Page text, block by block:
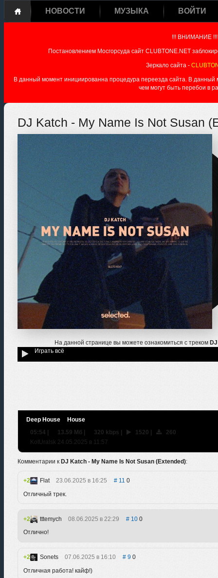
НОВОСТИ МУЗЫКА ВОЙТИ
!!! ВНИМАНИЕ !!!
Постановлением Мосгорсуда сайт CLUBTONE.NET
Зеркало сайта -
В данный момент инициированна процедура переезда сайта. В данный
чем могут быть перебои в
DJ Katch - My Name Is Not Susan
На данной странице вы можете ознакомиться с треком
Играть всё
Deep House
House
05:54 | 13.59 Мб | 320 kbps | 1520 |
260
KotUralsk 24.05.2025 в 11:57
Комментарии к DJ Katch - My Name Is Not Susan (Extended):
2 Flat 23.06.2025 в 16:25 11 0
Отличный трек.
2 tttemych 08.06.2025 в 22:29 100
Отлично!
2 Sonets 07.06.2025 в 16:10 90
Отличная работа! кайф!)